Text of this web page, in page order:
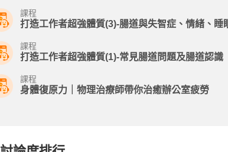
課程
打造工作者超強體質(3)-腸道與失智症、情緒、睡
課程
打造工作者超強體質(1)-常見腸道問題及腸道認識
課程
身體復原力｜物理治療師帶你治癒辦公室疲勞